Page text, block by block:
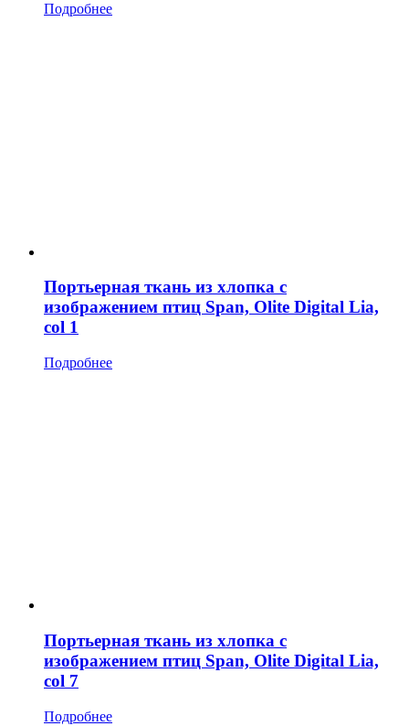
Подробнее
Портьерная ткань из хлопка с
изображением птиц Span, Olite Digital Lia,
col 1
Подробнее
Портьерная ткань из хлопка с
изображением птиц Span, Olite Digital Lia,
col 7
Подробнее